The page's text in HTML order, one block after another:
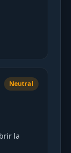
Neutral
la